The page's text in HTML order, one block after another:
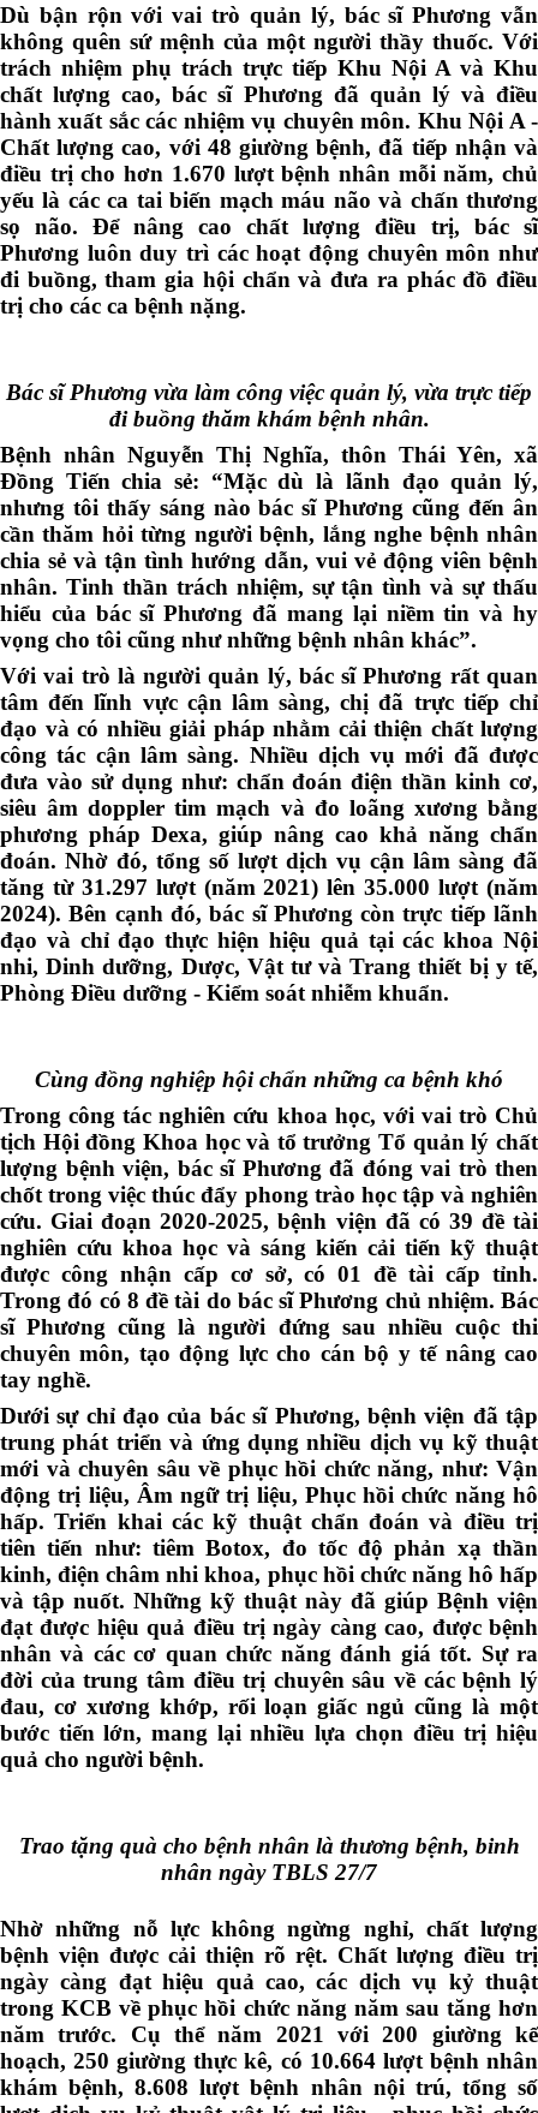
Dù bận rộn với vai trò quản lý, bác sĩ Phương vẫn
không quên sứ mệnh của một người thầy thuốc. Với
trách nhiệm phụ trách trực tiếp Khu Nội A và Khu
chất lượng cao, bác sĩ Phương đã quản lý và điều
hành xuất sắc các nhiệm vụ chuyên môn. Khu Nội A -
Chất lượng cao, với 48 giường bệnh, đã tiếp nhận và
điều trị cho hơn 1.670 lượt bệnh nhân mỗi năm, chủ
yếu là các ca tai biến mạch máu não và chấn thương
sọ não. Để nâng cao chất lượng điều trị, bác sĩ
Phương luôn duy trì các hoạt động chuyên môn như
đi buồng, tham gia hội chẩn và đưa ra phác đồ điều
trị cho các ca bệnh nặng.
Bác sĩ Phương vừa làm công việc quản lý, vừa trực tiếp
đi buồng thăm khám bệnh nhân.
Bệnh nhân Nguyễn Thị Nghĩa, thôn Thái Yên, xã
Đồng Tiến chia sẻ: “Mặc dù là lãnh đạo quản lý,
nhưng tôi thấy sáng nào bác sĩ Phương cũng đến ân
cần thăm hỏi từng người bệnh, lắng nghe bệnh nhân
chia sẻ và tận tình hướng dẫn, vui vẻ động viên bệnh
nhân. Tinh thần trách nhiệm, sự tận tình và sự thấu
hiểu của bác sĩ Phương đã mang lại niềm tin và hy
vọng cho tôi cũng như những bệnh nhân khác”.
Với vai trò là người quản lý, bác sĩ Phương rất quan
tâm đến lĩnh vực cận lâm sàng, chị đã trực tiếp chỉ
đạo và có nhiều giải pháp nhằm cải thiện chất lượng
công tác cận lâm sàng. Nhiều dịch vụ mới đã được
đưa vào sử dụng như: chẩn đoán điện thần kinh cơ,
siêu âm doppler tim mạch và đo loãng xương bằng
phương pháp Dexa, giúp nâng cao khả năng chẩn
đoán. Nhờ đó, tổng số lượt dịch vụ cận lâm sàng đã
tăng từ 31.297 lượt (năm 2021) lên 35.000 lượt (năm
2024). Bên cạnh đó, bác sĩ Phương còn trực tiếp lãnh
đạo và chỉ đạo thực hiện hiệu quả tại các khoa Nội
nhi, Dinh dưỡng, Dược, Vật tư và Trang thiết bị y tế,
Phòng Điều dưỡng - Kiểm soát nhiễm khuẩn.
Cùng đồng nghiệp hội chẩn những ca bệnh khó
Trong công tác nghiên cứu khoa học, với vai trò Chủ
tịch Hội đồng Khoa học và tổ trưởng Tổ quản lý chất
lượng bệnh viện, bác sĩ Phương đã đóng vai trò then
chốt trong việc thúc đẩy phong trào học tập và nghiên
cứu. Giai đoạn 2020-2025, bệnh viện đã có 39 đề tài
nghiên cứu khoa học và sáng kiến cải tiến kỹ thuật
được công nhận cấp cơ sở, có 01 đề tài cấp tỉnh.
Trong đó có 8 đề tài do bác sĩ Phương chủ nhiệm. Bác
sĩ Phương cũng là người đứng sau nhiều cuộc thi
chuyên môn, tạo động lực cho cán bộ y tế nâng cao
tay nghề.
Dưới sự chỉ đạo của bác sĩ Phương, bệnh viện đã tập
trung phát triển và ứng dụng nhiều dịch vụ kỹ thuật
mới và chuyên sâu về phục hồi chức năng, như: Vận
động trị liệu, Âm ngữ trị liệu, Phục hồi chức năng hô
hấp. Triển khai các kỹ thuật chẩn đoán và điều trị
tiên tiến như: tiêm Botox, đo tốc độ phản xạ thần
kinh, điện châm nhi khoa, phục hồi chức năng hô hấp
và tập nuốt. Những kỹ thuật này đã giúp Bệnh viện
đạt được hiệu quả điều trị ngày càng cao, được bệnh
nhân và các cơ quan chức năng đánh giá tốt. Sự ra
đời của trung tâm điều trị chuyên sâu về các bệnh lý
đau, cơ xương khớp, rối loạn giấc ngủ cũng là một
bước tiến lớn, mang lại nhiều lựa chọn điều trị hiệu
quả cho người bệnh.
Trao tặng quà cho bệnh nhân là thương bệnh, binh
nhân ngày TBLS 27/7
Nhờ những nỗ lực không ngừng nghỉ, chất lượng
bệnh viện được cải thiện rõ rệt. Chất lượng điều trị
ngày càng đạt hiệu quả cao, các dịch vụ kỷ thuật
trong KCB về phục hồi chức năng năm sau tăng hơn
năm trước. Cụ thể năm 2021 với 200 giường kế
hoạch, 250 giường thực kê, có 10.664 lượt bệnh nhân
khám bệnh, 8.608 lượt bệnh nhân nội trú, tổng số